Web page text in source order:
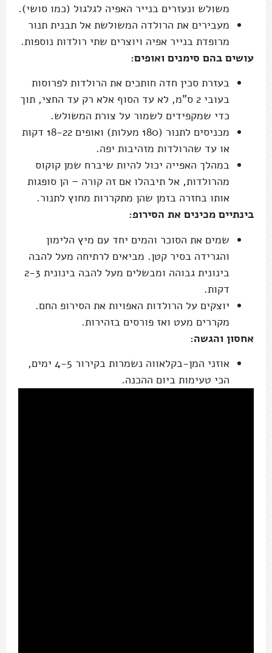
משולש ונעזרים בנייר האפיה לגלגול (כמו סושי).
מעבירים את הרולדה המשולשת אל תבנית תנור
מרופדת בנייר אפיה ויוצרים שתי רולדות נוספות.
עושים בהם סימנים ואופים:
בעזרת סכין חדה חותכים את הרולדות לפרוסות
בעובי 2 ס"מ, לא עד הסוף אלא רק עד החצי, תוך
כדי שמקפידים לשמור על צורת המשולש.
מכניסים לתנור (180 מעלות) ואופים 18-22 דקות
או עד שהרולדות מזהיבות יפה.
במהלך האפייה יכול להיות שיברח שמן קוקוס
מהרולדות, אל תיבהלו אם זה קורה – הן סופגות
אותו בחזרה בזמן שהן מתקררות מחוץ לתנור.
בינתיים מכינים את הסירופ:
שמים את הסוכר והמים יחד עם מיץ הלימון
והגרידה בסיר קטן. מביאים לרתיחה מעל להבה
בינונית גבוהה ומבשלים מעל להבה בינונית 2-3
דקות.
יוצקים על הרולדות האפויות את הסירופ החם.
מקררים מעט ואז פורסים בזהירות.
אחסון והגשה:
אוזני המן-בקלאווה נשמרות בקירור 4-5 ימים,
הכי טעימות ביום ההכנה.